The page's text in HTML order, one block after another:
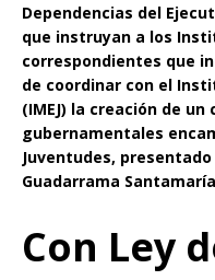
Dependencias del
que instruyan a los
correspondientes que
de coordinar con el
(IMEJ) la creación de
gubernamentales
Juventudes,
Guadarrama
Con Ley